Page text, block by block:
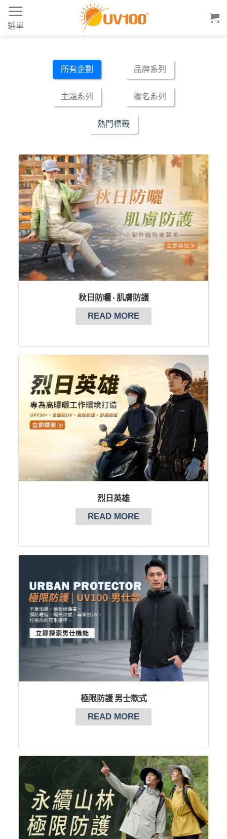
Skip
content
選單
所有企劃 品牌系列
主題系列 聯名系列
熱門標籤
秋日防曬 · 肌膚防護
READ MORE
烈日英雄
READ MORE
極限防護 男士款式
READ MORE